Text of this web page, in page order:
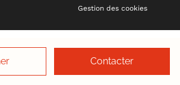
Contacter
Gestion des cookies